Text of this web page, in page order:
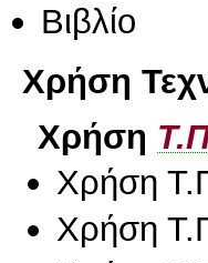
Βιβλίο
Χρήση
Χρήση
Χρήση
Χρήση